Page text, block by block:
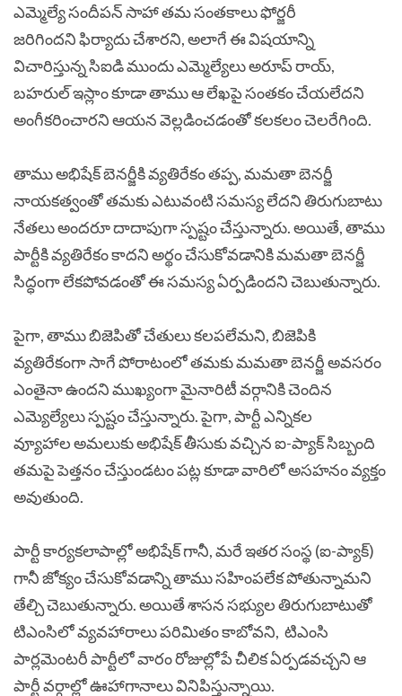
ఎమ్మెల్యే సందీపన్ సాహా తమ సంతకాలు ఫోర్జరీ
జరిగిందని ఫిర్యాదు చేశారని, అలాగే ఈ విషయాన్ని
విచారిస్తున్న సిఐడి ముందు ఎమ్మెల్యేలు అరూప్ రాయ్,
బహరుల్ ఇస్లాం కూడా తాము ఆ లేఖపై సంతకం చేయలేదని
అంగీకరించారని ఆయన వెల్లడించడంతో కలకలం చెలరేగింది.
తాము అభిషేక్ బెనర్జీకి వ్యతిరేకం తప్ప, మమతా బెనర్జీ
నాయకత్వంతో తమకు ఎటువంటి సమస్య లేదని తిరుగుబాటు
నేతలు అందరూ దాదాపుగా స్పష్టం చేస్తున్నారు. అయితే, తాము
పార్టీకి వ్యతిరేకం కాదని అర్థం చేసుకోవడానికి మమతా బెనర్జీ
సిద్ధంగా లేకపోవడంతో ఈ సమస్య ఏర్పడిందని చెబుతున్నారు.
పైగా, తాము బిజెపితో చేతులు కలపలేమని, బిజెపికి
వ్యతిరేకంగా సాగే పోరాటంలో తమకు మమతా బెనర్జీ అవసరం
ఎంతైనా ఉందని ముఖ్యంగా మైనారిటీ వర్గానికి చెందిన
ఎమ్యెల్యేలు స్పష్టం చేస్తున్నారు. పైగా, పార్టీ ఎన్నికల
వ్యూహాల అమలుకు అభిషేక్ తీసుకు వచ్చిన ఐ-ప్యాక్ సిబ్బంది
తమపై పెత్తనం చేస్తుండటం పట్ల కూడా వారిలో అసహనం వ్యక్తం
అవుతుంది.
పార్టీ కార్యకలాపాల్లో అభిషేక్ గానీ, మరే ఇతర సంస్థ (ఐ-ప్యాక్)
గానీ జోక్యం చేసుకోవడాన్ని తాము సహింపలేక పోతున్నామని
తేల్చి చెబుతున్నారు. అయితే శాసన సభ్యుల తిరుగుబాటుతో
టిఎంసిలో వ్యవహారాలు పరిమితం కాబోవని, టిఎంసి
పార్లమెంటరీ పార్టీలో వారం రోజుల్లోపే చీలిక ఏర్పడవచ్చని ఆ
పార్టీ వర్గాల్లో ఊహాగానాలు వినిపిస్తున్నాయి.